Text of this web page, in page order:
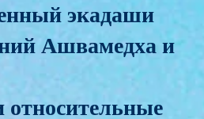
экадаши
Ашвамедха и